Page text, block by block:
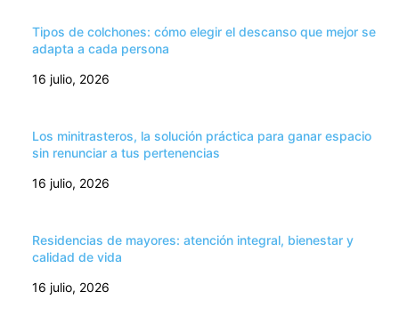
Tipos de colchones: cómo elegir el descanso que mejor se
adapta a cada persona
16 julio, 2026
Los minitrasteros, la solución práctica para ganar espacio
sin renunciar a tus pertenencias
16 julio, 2026
Residencias de mayores: atención integral, bienestar y
calidad de vida
16 julio, 2026